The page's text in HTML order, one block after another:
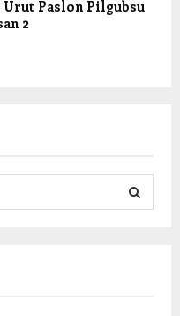
Urut Paslon Pilgubsu
2